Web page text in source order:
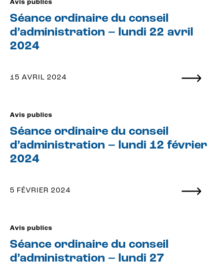
Avis publics
Séance ordinaire du conseil
d’administration – lundi 22 avril
2024
15 AVRIL 2024
Avis publics
Séance ordinaire du conseil
d’administration – lundi 12 février
2024
5 FÉVRIER 2024
Avis publics
Séance ordinaire du conseil
d’administration – lundi 27